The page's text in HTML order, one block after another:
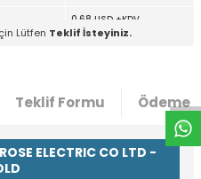
0,68 USD +KDV
Lütfen Teklif İsteyiniz.
Teklif Formu Ödeme
ELECTRIC CO LTD -